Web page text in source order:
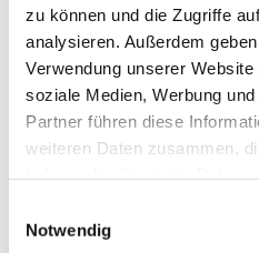
zu können und die Zugriffe
analysieren. Außerdem
Verwendung unserer
soziale Medien, Werbung
Partner führen diese
weiteren Daten zusammen,
Notwendig